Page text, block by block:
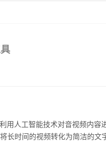
用人工智能技术对音视频内
长时间的视频转化为简洁的